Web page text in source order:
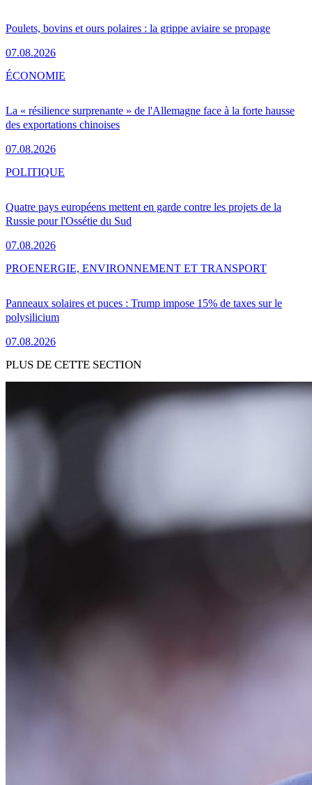
Poulets, bovins et ours polaires : la grippe aviaire se propage
07.08.2026
La « résilience surprenante » de l'Allemagne face à la forte hausse
des exportations chinoises
07.08.2026
ÉCONOMIE
Quatre pays européens mettent en garde contre les projets de la
Russie pour l'Ossétie du Sud
07.08.2026
POLITIQUE
Panneaux solaires et puces : Trump impose 15% de taxes sur le
polysilicium
07.08.2026
PROENERGIE, ENVIRONNEMENT ET TRANSPORT
PLUS DE CETTE SECTION